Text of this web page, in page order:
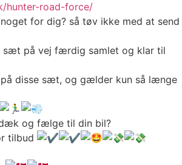
hunter-road-force/
for dig? så tøv ikke med at send
sæt på vej færdig samlet og klar til
disse sæt, og gælder kun så længe
og fælge til din bil?
tilbud